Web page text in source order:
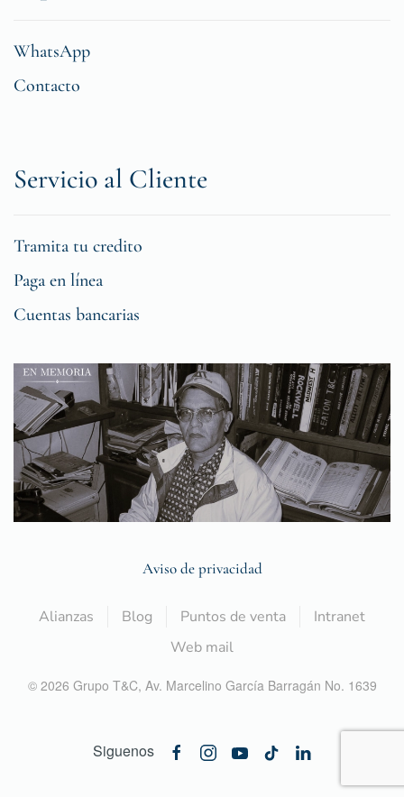
WhatsApp
Contacto
Servicio al Cliente
Tramita tu credito
Paga en línea
Cuentas bancarias
Aviso de privacidad
Alianzas Blog Puntos de venta
Intranet
Web mail
© 2026 Grupo T&C, Av. Marcelino García Barragán No. 1639
Siguenos